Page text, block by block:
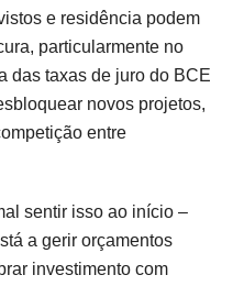
e residência podem
particularmente no
das taxas de juro do BCE
novos projetos,
entre
sentir isso ao início –
a gerir orçamentos
investimento com